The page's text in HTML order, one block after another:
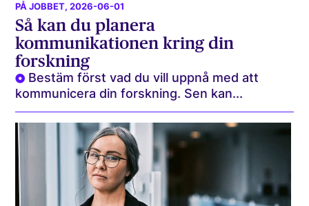
PÅ JOBBET, 2026-06-01
Så kan du planera
kommunikationen kring din
forskning
Bestäm först vad du vill uppnå med att
kommunicera din forskning. Sen kan...